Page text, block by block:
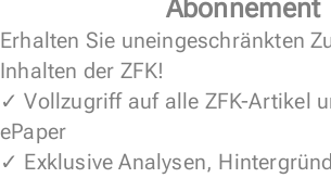
Abonnement
Erhalten Sie uneingeschränkten
Inhalten der ZFK!
✓ Vollzugriff auf alle ZFK-Artikel
ePaper
✓ Exklusive Analysen,